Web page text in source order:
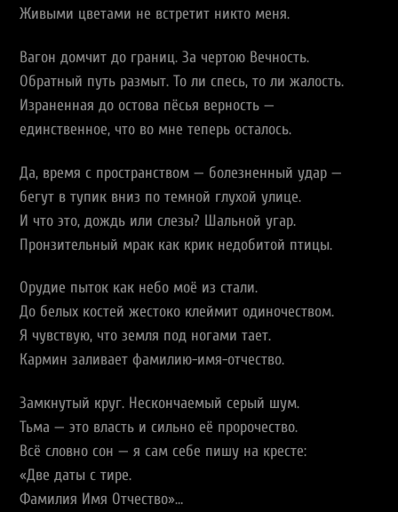
Живыми цветами не встретит никто меня.
Вагон домчит до границ. За чертою Вечность.
Обратный путь размыт. То ли спесь, то ли жалость.
Израненная до остова пёсья верность —
единственное, что во мне теперь осталось.
Да, время с пространством — болезненный удар —
бегут в тупик вниз по темной глухой улице.
И что это, дождь или слезы? Шальной угар.
Пронзительный мрак как крик недобитой птицы.
Орудие пыток как небо моё из стали.
До белых костей жестоко клеймит одиночеством.
Я чувствую, что земля под ногами тает.
Кармин заливает фамилию-имя-отчество.
Замкнутый круг. Нескончаемый серый шум.
Тьма — это власть и сильно её пророчество.
Всё словно сон — я сам себе пишу на кресте:
«Две даты с тире.
Фамилия Имя Отчество»…